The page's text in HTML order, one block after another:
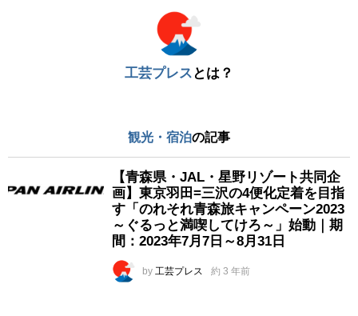
工芸プレス とは？
観光・宿泊の記事
【青森県・JAL・星野リゾート共同企
画】東京羽田=三沢の4便化定着を目指
す「のれそれ青森旅キャンペーン2023
～ぐるっと満喫してけろ～」始動｜期
間：2023年7月7日～8月31日
by 工芸プレス 約 3 年前